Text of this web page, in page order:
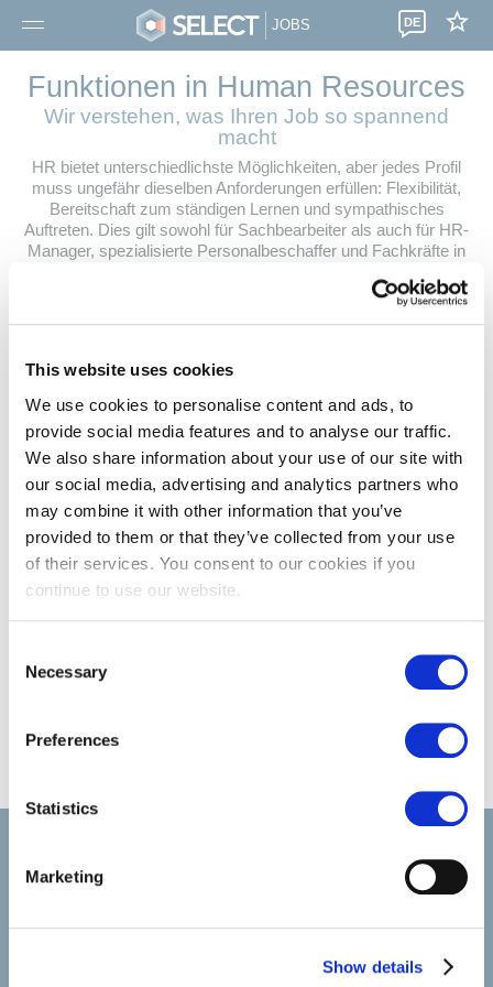
This website uses cookies
We use cookies to personalise content and ads, to
provide social media features and to analyse our traffic.
We also share information about your use of our site with
our social media, advertising and analytics partners who
may combine it with other information that you’ve
provided to them or that they’ve collected from your use
of their services. You consent to our cookies if you
continue to use our website.
Selection
Necessary
Preferences
Statistics
Marketing
Show details
JOBS DE
Funktionen in Human Resources
Wir verstehen, was Ihren Job so spannend
macht
HR bietet unterschiedlichste Möglichkeiten, aber jedes Profil
muss ungefähr dieselben Anforderungen erfüllen: Flexibilität,
Bereitschaft zum ständigen Lernen und sympathisches
Auftreten. Dies gilt sowohl für Sachbearbeiter als auch für HR-
Manager, spezialisierte Personalbeschaffer und Fachkräfte in
Select bestens aus. Wir freuen uns darauf, Ihre HR-Karriere
auf den richtigen Kurs zu bringen. Wir nehmen uns die Zeit,
eineInitiativbewerbung, vereinbaren Sie einen Termin in einer
unsererNiederlassungenoder melden Sie sich fürJob-
Benachrichtigungenan.
Anwerben von Talenten bieten wir ein komplettes Paket an
HR-Services.